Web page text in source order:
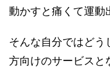
動かすと痛くて運動
そんな自分ではど
方向けのサービスと